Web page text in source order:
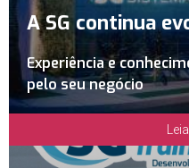
A SG continua
Experiência e
pelo seu negócio